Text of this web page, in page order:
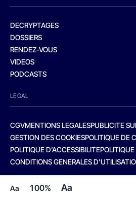
Aa 100% Aa
DECRYPTAGES
DOSSIERS
RENDEZ-VOUS
VIDEOS
PODCASTS
LEGAL
CGVMENTIONS LEGALESPUBLICITE
GESTION DES COOKIESPOLITIQUE DE
POLITIQUE D’ACCESSIBILITE
CONDITIONS GENERALES